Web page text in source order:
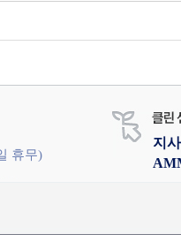
휴무)
지